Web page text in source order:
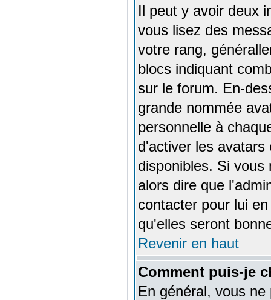
Il peut y avoir deux
vous lisez des
votre rang,
blocs indiquant
sur le forum. En-
grande nommée
personnelle à
d'activer les
disponibles. Si vous
alors dire que
contacter pour lui
qu'elles seront
Revenir en haut
Comment puis-je
En général, vous